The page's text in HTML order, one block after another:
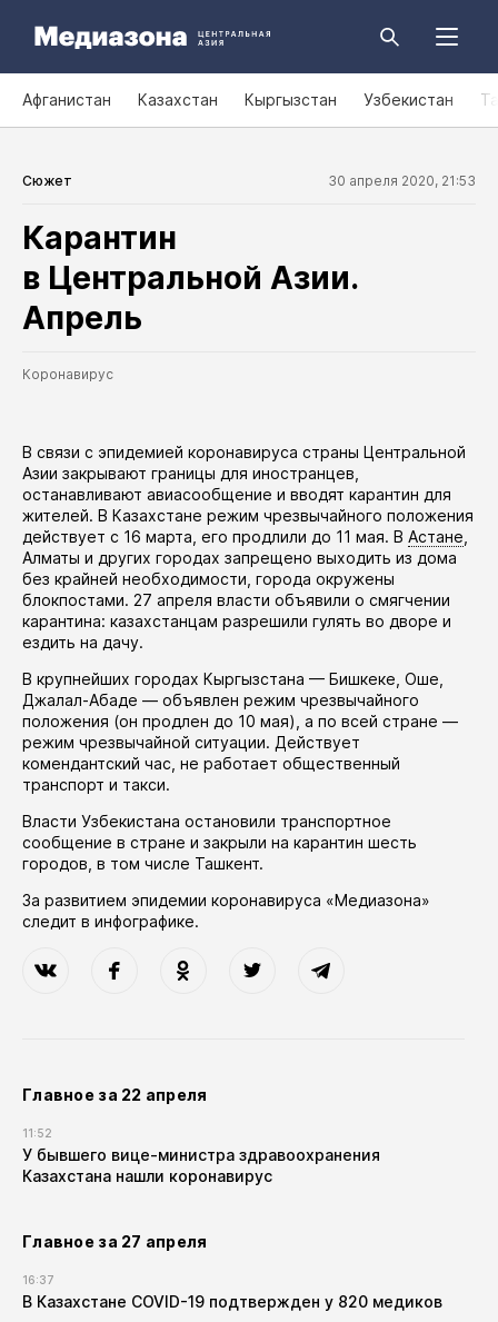
Афганистан Казахстан Кыргызстан Узбекистан
Сюжет 30 апреля 2020, 21:53
Карантин
в Центральной Азии.
Апрель
Коронавирус
В связи с эпидемией коронавируса страны Центральной
Азии закрывают границы для иностранцев,
останавливают авиасообщение и вводят карантин для
жителей. В Казахстане режим чрезвычайного положения
действует с 16 марта, его продлили до 11 мая. В Астане
Алматы и других городах запрещено выходить из дома
без крайней необходимости, города окружены
блокпостами. 27 апреля власти объявили о смягчении
карантина: казахстанцам разрешили гулять во дворе и
ездить на дачу.
В крупнейших городах Кыргызстана — Бишкеке, Оше,
Джалал-Абаде — объявлен режим чрезвычайного
положения (он продлен до 10 мая), а по всей стране —
режим чрезвычайной ситуации. Действует
комендантский час, не работает общественный
транспорт и такси.
Власти Узбекистана остановили транспортное
сообщение в стране и закрыли на карантин шесть
городов, в том числе Ташкент.
За развитием эпидемии коронавируса «Медиазона»
следит в инфографике.
Главное за 22 апреля
11:52
У бывшего вице-министра здравоохранения
Казахстана нашли коронавирус
Главное за 27 апреля
16:37
В Казахстане COVID-19 подтвержден у 820 медиков